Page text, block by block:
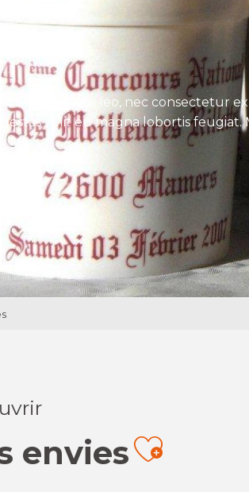
tincidunt eros leo, nec consectetur
velit eu magna lobortis
envies